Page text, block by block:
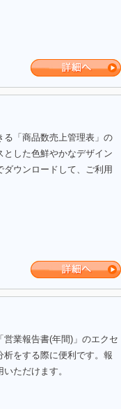
る「商品数売上管理表」の
した色鮮やかなデザイン
ウンロードして、ご利用
業報告書(年間)」のエクセ
析をする際に便利です。報
ただけます。